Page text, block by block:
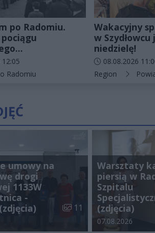
po Radomiu.
Radomiu
Wakacyjny
w
niedzielę!
Data dodania
08.08.2026
Kategorie artykułu:
Region
umowy na
drogi
1133W
-
Liczba zdjęć w galerii:
11
Warsztaty
piersią w
Szpitalu
(zdjęcia)
Data dodania
07.08.2026